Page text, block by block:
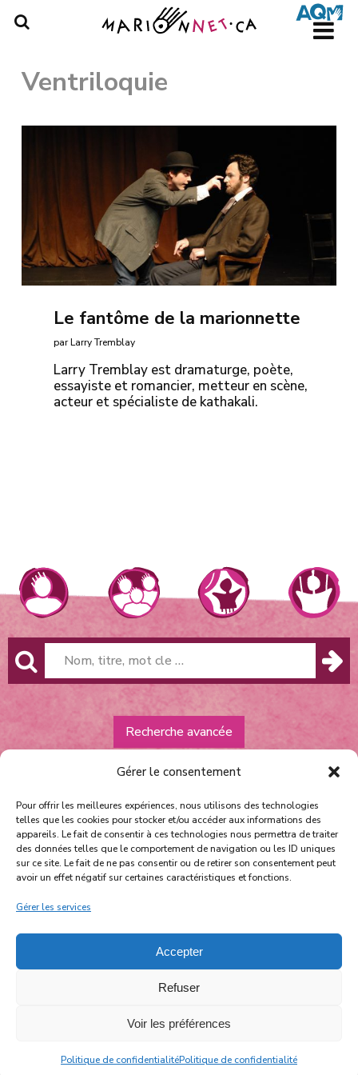
Gérer le consentement
Pour offrir les meilleures expériences, nous utilisons des technologies
telles que les cookies pour stocker et/ou accéder aux informations des
appareils. Le fait de consentir à ces technologies nous permettra de traiter
des données telles que le comportement de navigation ou les ID uniques
sur ce site. Le fait de ne pas consentir ou de retirer son consentement peut
avoir un effet négatif sur certaines caractéristiques et fonctions.
Gérer les services
Accepter
Refuser
Voir les préférences
Politique de confidentialitéPolitique de confidentialité
Skip
contentVentriloquie
Le fantôme de la marionnette
par Larry Tremblay
Larry Tremblay est dramaturge, poète,
essayiste et romancier, metteur en scène,
acteur et spécialiste de kathakali.
Recherche avancée
Équipe et contact
Politique de confidentialité
facebookinstagram
youtube
nos partenaires